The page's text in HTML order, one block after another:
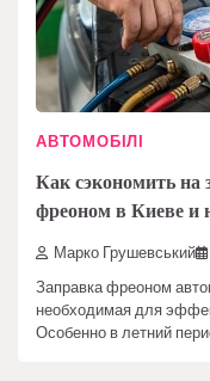
АВТОМОБІЛІ
Как сэкономить на
фреоном в Киеве и
Марко Грушевський
Заправка фреоном
необходимая для
Особенно в летний